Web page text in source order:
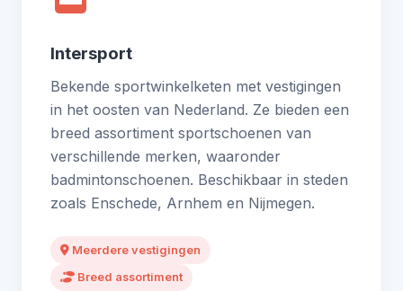
Intersport
Bekende sportwinkelketen met vestigingen
in het oosten van Nederland. Ze bieden een
breed assortiment sportschoenen van
verschillende merken, waaronder
badmintonschoenen. Beschikbaar in steden
zoals Enschede, Arnhem en Nijmegen.
Meerdere vestigingen
Breed assortiment